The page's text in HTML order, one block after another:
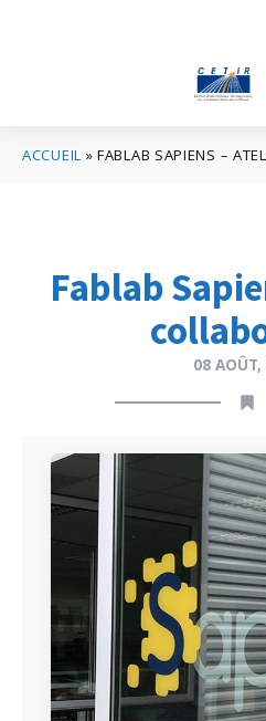
ACCUEIL »FABLAB SAPIENS –
Fablab
08